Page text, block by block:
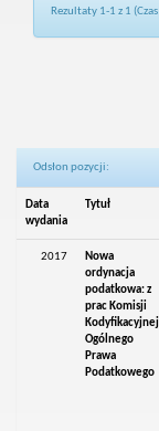
Rezultaty 1-1 z 1
Odsłon pozycji:
Data
wydania
Tytuł
2017
Nowa
ordynacja
podatkowa: z
prac Komisji
Kodyfikacyjnej
Ogólnego
Prawa
Podatkowego